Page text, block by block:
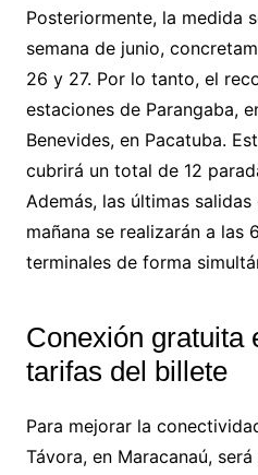
Posteriormente, la medida
semana de junio,
26 y 27. Por lo tanto, el
estaciones de Parangaba,
Benevides, en Pacatuba.
cubrirá un total de 12
Además, las últimas
mañana se realizarán a las
terminales de forma
Conexión gratuita
tarifas del billete
Para mejorar la
Távora, en Maracanaú,